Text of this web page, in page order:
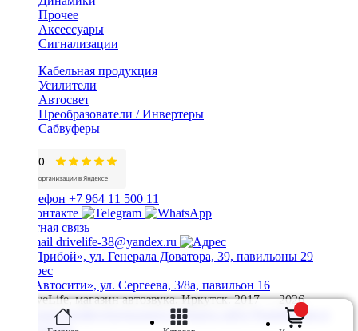
Прочее
Аксессуары
Сигнализации
Кабельная продукция
Усилители
Автосвет
Преобразователи / Инвертеры
Сабвуферы
+7 964 11 500 11
Обратная связь
drivelife-38@yandex.ru
ТЦ «Прибой», ул. Генерала Доватора, 39, павильоны 29
ТЦ «Автосити», ул. Сергеева, 3/8а, павильон 16
© DriveLife, магазин автозвука, Иркутск. 2017 — 2026
Политика конфиденциальности Карта сайта
Разработано в
Prime Group